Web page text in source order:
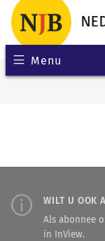
Menu
WILT U OOK
Als abonnee
in InView.